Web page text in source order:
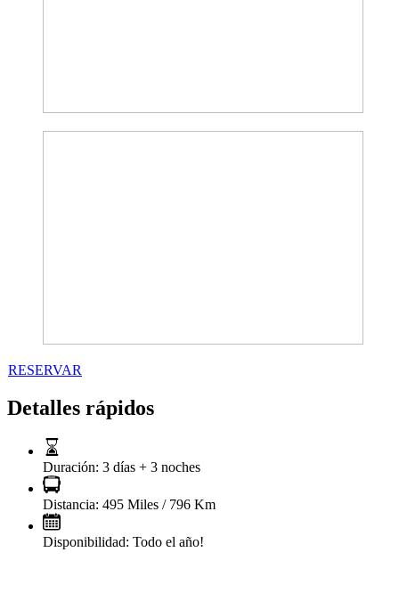
RESERVAR
Detalles rápidos
Duración: 3 días + 3 noches
Distancia: 495 Miles / 796 Km
Disponibilidad: Todo el año!